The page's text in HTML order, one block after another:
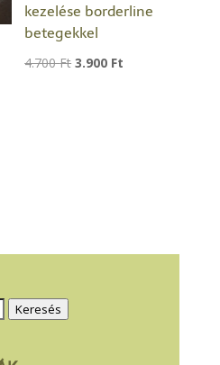
kezelése borderline
betegekkel
4.700Ft Original
3.900 Ft
Keresés